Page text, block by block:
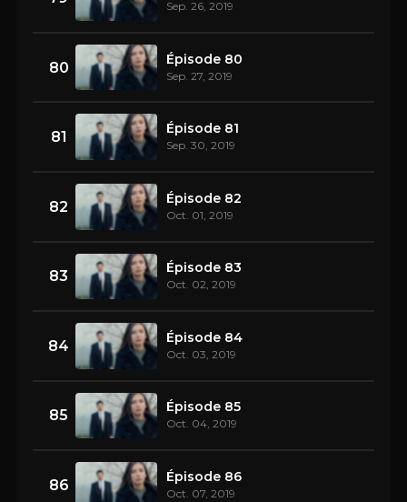
Sep. 26, 2019
80 Épisode 80
Sep. 27, 2019
81 Épisode 81
Sep. 30, 2019
82 Épisode 82
Oct. 01, 2019
83 Épisode 83
Oct. 02, 2019
84 Épisode 84
Oct. 03, 2019
85 Épisode 85
Oct. 04, 2019
86 Épisode 86
Oct. 07, 2019